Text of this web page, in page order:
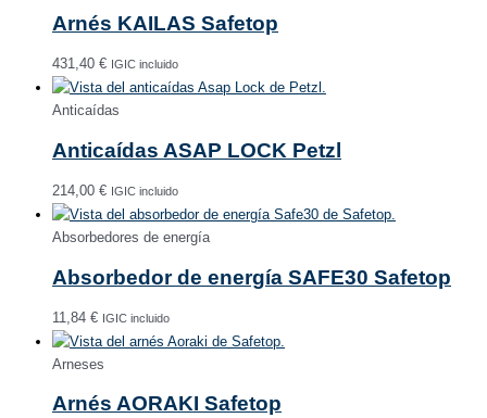
Arnés KAILAS Safetop
431,40 € IGIC incluido
Anticaídas
Anticaídas ASAP LOCK Petzl
214,00 € IGIC incluido
Absorbedores de energía
Absorbedor de energía SAFE30 Safetop
11,84 € IGIC incluido
Arneses
Arnés AORAKI Safetop